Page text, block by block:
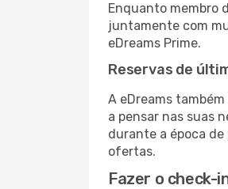
Enquanto membro
juntamente com
eDreams Prime.
Reservas de
A eDreams
a pensar nas suas
durante a época
ofertas.
Fazer o check-